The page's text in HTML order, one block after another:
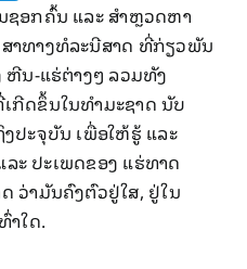
ຊອກຄົ້ນ ແລະ ສໍາຫຼວດຫາ
າທາງທໍລະນີສາດ ທີ່ກ່ຽວພັນ
ຫີນ-ແຮ່ຕ່າງໆ ລວມທັງ
ກີດຂຶ້ນໃນທໍາມະຊາດ ນັບ
ປະຈຸບັນ ເພື່ອໃຫ້ຮູ້ ແລະ
ລະ ປະເພດຂອງ ແຮ່ທາດ
ວ່າມັນຄົງຕົວຢູ່ໃສ, ຢູ່ໃນ
າໃດ.